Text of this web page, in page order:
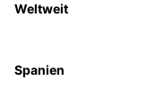
Weltweit
Spanien